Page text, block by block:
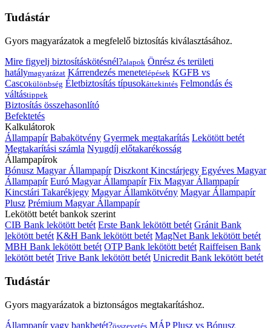
Tudástár
Gyors magyarázatok a megfelelő biztosítás kiválasztásához.
Mire figyelj biztosításkötésnél?alapok Önrész és területi
hatálymagyarázat Kárrendezés menetelépések KGFB vs
Cascokülönbség Életbiztosítás típusokáttekintés Felmondás és
váltástippek
Biztosítás összehasonlító
Befektetés
Kalkulátorok
Állampapír Babakötvény Gyermek megtakarítás Lekötött betét
Megtakarítási számla Nyugdíj előtakarékosság
Állampapírok
Bónusz Magyar Állampapír Diszkont Kincstárjegy Egyéves Magyar
Állampapír Euró Magyar Állampapír Fix Magyar Állampapír
Kincstári Takarékjegy Magyar Államkötvény Magyar Állampapír
Plusz Prémium Magyar Állampapír
Lekötött betét bankok szerint
CIB Bank lekötött betét Erste Bank lekötött betét Gránit Bank
lekötött betét K&H Bank lekötött betét MagNet Bank lekötött betét
MBH Bank lekötött betét OTP Bank lekötött betét Raiffeisen Bank
lekötött betét Trive Bank lekötött betét Unicredit Bank lekötött betét
Tudástár
Gyors magyarázatok a biztonságos megtakarításhoz.
Állampapír vagy bankbetét?összevetés MÁP Plusz vs Bónusz